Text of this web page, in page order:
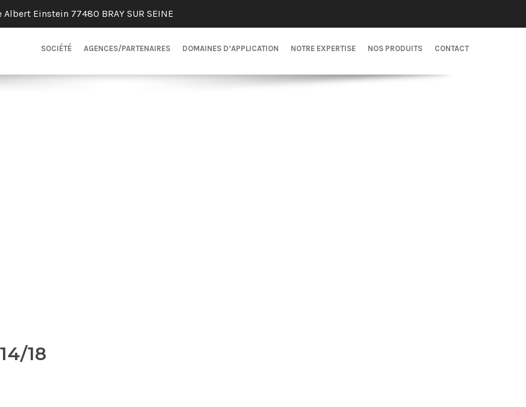
Albert Einstein 77480 BRAY SUR SEINE
SOCIÉTÉ AGENCES/PARTENAIRES DOMAINES D’APPLICATION NOTRE EXPERTISE NOS PRODUITS CONTACT
18